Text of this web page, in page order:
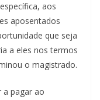
aos
aposentados
que seja
a eles nos termos
o magistrado.
a pagar ao